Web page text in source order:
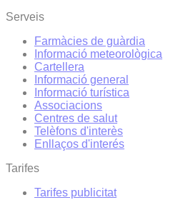
Serveis
Farmàcies de guàrdia
Informació meteorològica
Cartellera
Informació general
Informació turística
Associacions
Centres de salut
Telèfons d'interès
Enllaços d'interés
Tarifes
Tarifes publicitat